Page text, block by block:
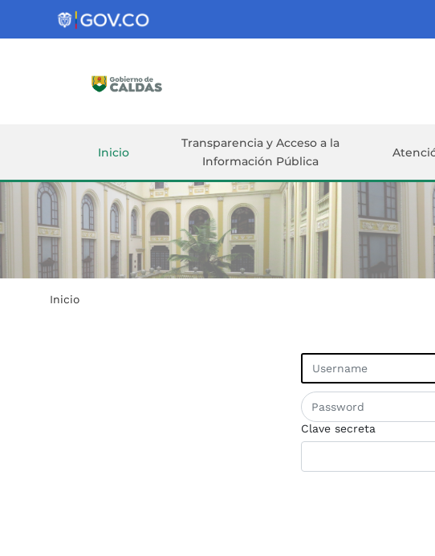
Gobernación
Inicio
Transparencia y Acceso a la
Información Pública
Inicio
Clave secreta